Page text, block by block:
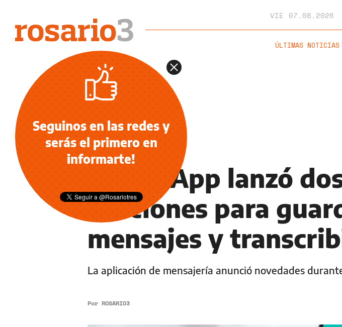
VIE 07.08.2026
ÚLTIMAS NOTICIAS
TECNOLOGÍA
WhatsApp lanzó
funciones para
mensajes y
La aplicación de mensajería anunció novedades
Por ROSARIO3
Seguinos en las redes y
serás el primero en
informarte!